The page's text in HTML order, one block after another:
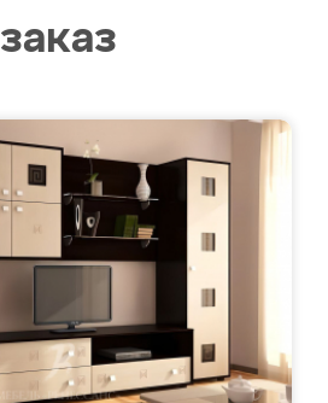
заказ